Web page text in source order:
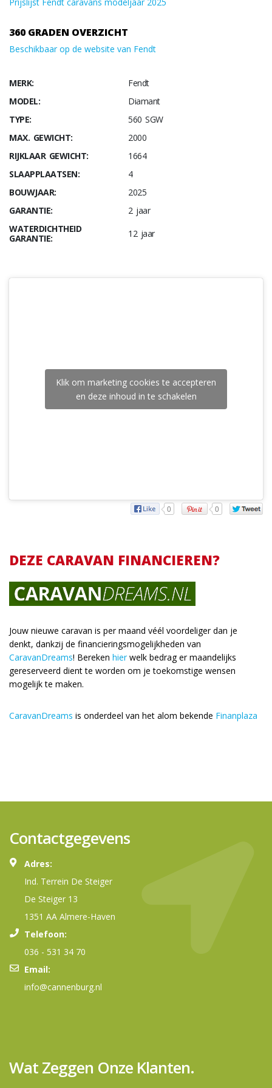
Prijslijst Fendt caravans modeljaar 2025
360 GRADEN OVERZICHT
Beschikbaar op de website van Fendt
MERK:
Fendt
MODEL:
Diamant
TYPE:
560 SGW
MAX. GEWICHT:
2000
RIJKLAAR GEWICHT:
1664
SLAAPPLAATSEN:
4
BOUWJAAR:
2025
GARANTIE:
2 jaar
WATERDICHTHEID
GARANTIE:
12 jaar
Klik om marketing cookies te accepteren
en deze inhoud in te schakelen
0 0
DEZE CARAVAN FINANCIEREN?
Jouw nieuwe caravan is per maand véél voordeliger dan je
denkt, dankzij de financieringsmogelijkheden van
CaravanDreams! Bereken hierwelk bedrag er maandelijks
gereserveerd dient te worden om je toekomstige wensen
mogelijk te maken.
CaravanDreams is onderdeel van het alom bekende Finanplaza
Contactgegevens
Adres:
Ind. Terrein De Steiger
De Steiger 13
1351 AA Almere-Haven
Telefoon:
036 - 531 34 70
Email:
info@cannenburg.nl
Wat Zeggen Onze Klanten.